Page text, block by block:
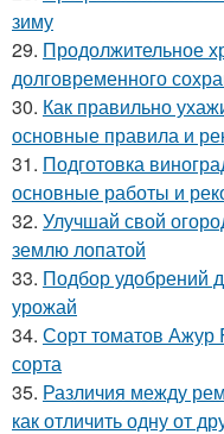
зиму
29. Продолжительное
долговременного
30. Как правильно
основные правила и
31. Подготовка
основные работы и
32. Улучшай свой
землю лопатой
33. Подбор удобрений
урожай
34. Сорт томатов Ажур
сорта
35. Различия между
как отличить одну от